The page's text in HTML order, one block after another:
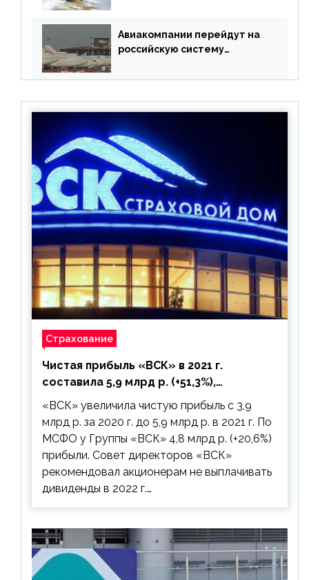
Авиакомпании перейдут на
российскую систему
Страхование
Чистая прибыль «ВСК» в 2021 г.
составила 5,9 млрд р. (+51,3%),
дивиденды рекомендовано не
выплачивать
«ВСК» увеличила чистую прибыль с 3,9
млрд р. за 2020 г. до 5,9 млрд р. в 2021 г. По
МСФО у Группы «ВСК» 4,8 млрд р. (+20,6%)
прибыли. Совет директоров «ВСК»
рекомендовал акционерам не выплачивать
дивиденды в 2022 г.…